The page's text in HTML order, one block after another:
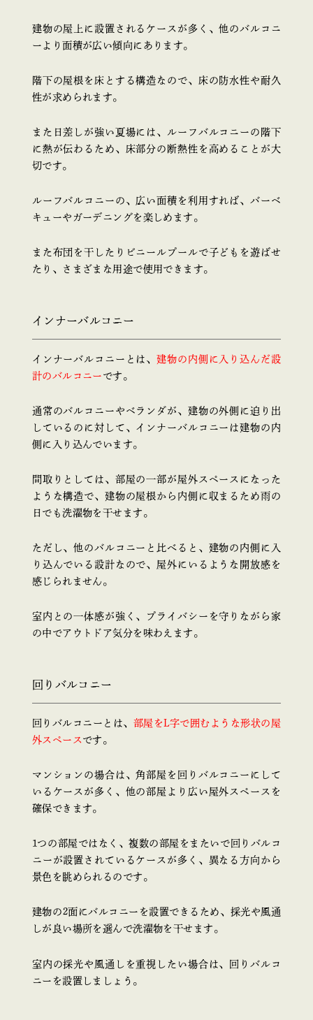
建物の屋上に設置されるケースが多く、他のバルコニ
ーより面積が広い傾向にあります。
階下の屋根を床とする構造なので、床の防水性や耐久
性が求められます。
また日差しが強い夏場には、ルーフバルコニーの階下
に熱が伝わるため、床部分の断熱性を高めることが大
切です。
ルーフバルコニーの、広い面積を利用すれば、バーベ
キューやガーデニングを楽しめます。
また布団を干したりビニールプールで子どもを遊ばせ
たり、さまざまな用途で使用できます。
インナーバルコニー
インナーバルコニーとは、建物の内側に入り込んだ設
計のバルコニー です。
通常のバルコニーやベランダが、建物の外側に迫り出
しているのに対して、インナーバルコニーは建物の内
側に入り込んでいます。
間取りとしては、部屋の一部が屋外スペースになった
ような構造で、建物の屋根から内側に収まるため雨の
日でも洗濯物を干せます。
ただし、他のバルコニーと比べると、建物の内側に入
り込んでいる設計なので、屋外にいるような開放感を
感じられません。
室内との一体感が強く、プライバシーを守りながら家
の中でアウトドア気分を味わえます。
回りバルコニー
回りバルコニーとは、 部屋をL字で囲むような形状の屋
外スペース です。
マンションの場合は、角部屋を回りバルコニーにして
いるケースが多く、他の部屋より広い屋外スペースを
確保できます。
1つの部屋ではなく、複数の部屋をまたいで回りバルコ
ニーが設置されているケースが多く、異なる方向から
景色を眺められるのです。
建物の2面にバルコニーを設置できるため、採光や風通
しが良い場所を選んで洗濯物を干せます。
室内の採光や風通しを重視したい場合は、回りバルコ
ニーを設置しましょう。